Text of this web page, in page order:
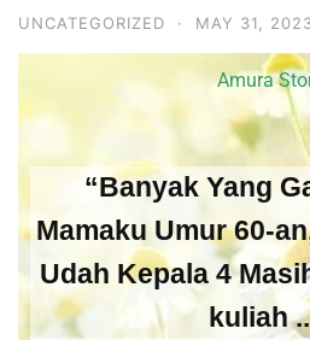
UNCATEGORIZED · MAY 31,
Amura
“Banyak Yang
Mamaku Umur 60-
Udah Kepala 4
kuliah